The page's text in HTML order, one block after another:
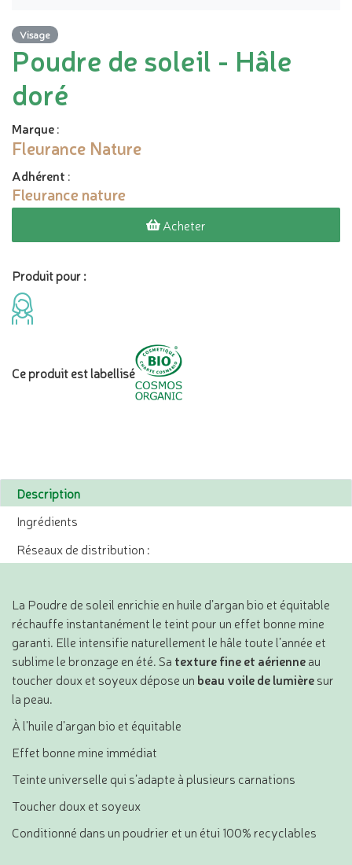
Visage
Poudre de soleil - Hâle
doré
Marque:
Fleurance Nature
Adhérent :
Fleurance nature
Acheter
Produit pour :
Ce produit est labellisé
Description
Ingrédients
Réseaux de distribution :
La Poudre de soleil enrichie en huile d’argan bio et équitable
réchauffe instantanément le teint pour un effet bonne mine
garanti. Elle intensifie naturellement le hâle toute l’année et
sublime le bronzage en été. Sa texture fineet aérienneau
toucher doux et soyeux dépose un beau voile de lumièresur
la peau.
À l’huile d’argan bio et équitable
Effet bonne mine immédiat
Teinte universelle qui s’adapte à plusieurs carnations
Toucher doux et soyeux
Conditionné dans un poudrier et un étui 100% recyclables